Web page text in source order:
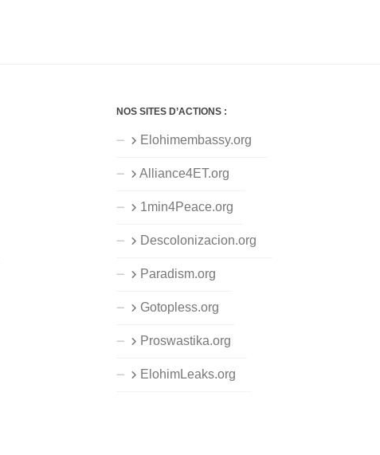
NOS SITES D’ACTIONS :
Elohimembassy.org
Alliance4ET.org
1min4Peace.org
Descolonizacion.org
Paradism.org
Gotopless.org
Proswastika.org
ElohimLeaks.org